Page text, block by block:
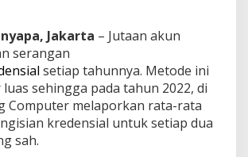
i
n
C
a
r
a
K
e
Jakarta – Jutaan akun
serangan
setiap tahunnya. Metode ini
sehingga pada tahun 2022, di
Computer melaporkan rata-rata
kredensial untuk setiap dua
sah.